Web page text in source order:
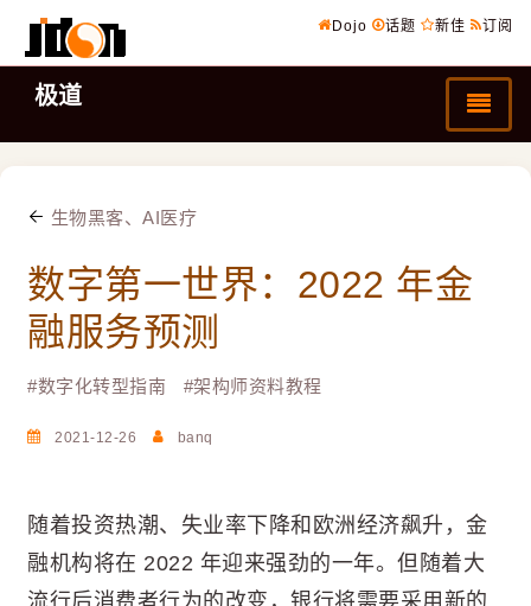
Dojo 话题 新佳 订阅
极道
生物黑客、AI医疗
数字第一世界：2022 年金
融服务预测
#数字化转型指南 #架构师资料教程
2021-12-26 banq
随着投资热潮、失业率下降和欧洲经济飙升，金
融机构将在 2022 年迎来强劲的一年。但随着大
流行后消费者行为的改变，银行将需要采用新的